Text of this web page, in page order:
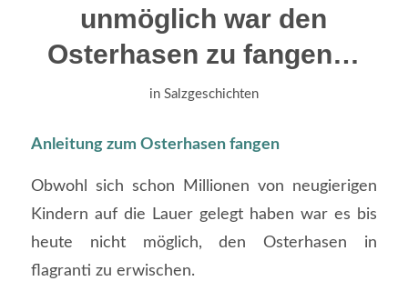
unmöglich war den
Osterhasen zu fangen…
in Salzgeschichten
Anleitung zum Osterhasen fangen
Obwohl sich schon Millionen von neugierigen
Kindern auf die Lauer gelegt haben war es bis
heute nicht möglich, den Osterhasen in
flagranti zu erwischen.